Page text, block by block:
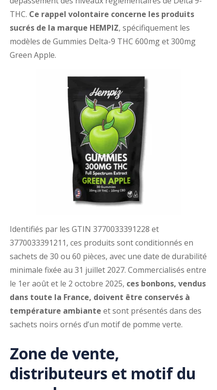
THC. Ce rappel volontaire concerne les produits
sucrés de la marque HEMPIZ, spécifiquement les
modèles de Gummies Delta-9 THC 600mg et 300mg
Green Apple.
Identifiés par les GTIN 3770033391228 et
3770033391211, ces produits sont conditionnés en
sachets de 30 ou 60 pièces, avec une date de durabilité
minimale fixée au 31 juillet 2027. Commercialisés entre
le 1er août et le 2 octobre 2025, ces bonbons, vendus
dans toute la France, doivent être conservés à
température ambiante et sont présentés dans des
sachets noirs ornés d’un motif de pomme verte.
Zone de vente,
distributeurs et motif du